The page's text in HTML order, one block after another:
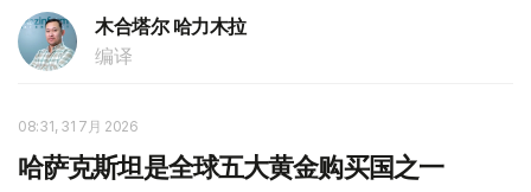
木合塔尔 哈力木拉
编译
08:31, 31 7月 2026
哈萨克斯坦是全球五大黄金购买国之一